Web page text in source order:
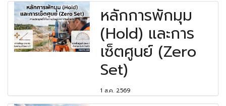
หลักการพักมุม
(Hold) และการ
เซ็ตศูนย์ (Zero
Set)
1 ส.ค. 2569